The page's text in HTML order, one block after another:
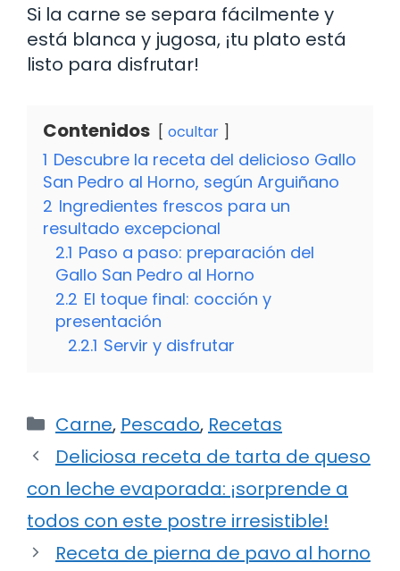
Si la carne se separa fácilmente y
está blanca y jugosa, ¡tu plato está
listo para disfrutar!
Contenidos ocultar
1 Descubre la receta del delicioso Gallo
San Pedro al Horno, según Arguiñano
2 Ingredientes frescos para un
resultado excepcional
2.1 Paso a paso: preparación del
Gallo San Pedro al Horno
2.2 El toque final: cocción y
presentación
2.2.1 Servir y disfrutar
Categorías
Carne, Pescado, Recetas
Deliciosa receta de tarta de queso
con leche evaporada: ¡sorprende a
todos con este postre irresistible!
Receta de pierna de pavo al horno